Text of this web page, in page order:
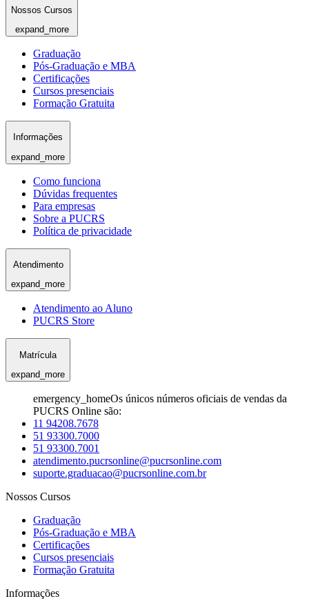
Nossos Cursos
expand_more
Graduação
Pós-Graduação e MBA
Certificações
Cursos presenciais
Formação Gratuita
Informações
expand_more
Como funciona
Dúvidas frequentes
Para empresas
Sobre a PUCRS
Política de privacidade
Atendimento
expand_more
Atendimento ao Aluno
PUCRS Store
Matrícula
expand_more
emergency_homeOs únicos números oficiais de vendas da
PUCRS Online são:
11 94208.7678
51 93300.7000
51 93300.7001
atendimento.pucrsonline@pucrsonline.com
suporte.graduacao@pucrsonline.com.br
Nossos Cursos
Graduação
Pós-Graduação e MBA
Certificações
Cursos presenciais
Formação Gratuita
Informações